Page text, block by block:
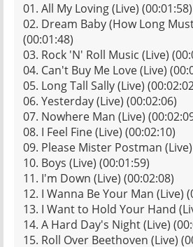
01. All My Loving (Live) (00:01:58)
02. Dream Baby (How Long
(00:01:48)
03. Rock 'N' Roll Music (Live)
04. Can't Buy Me Love (Live)
05. Long Tall Sally (Live)
06. Yesterday (Live) (00:02:06)
07. Nowhere Man (Live)
08. I Feel Fine (Live) (00:02:10)
09. Please Mister Postman
10. Boys (Live) (00:01:59)
11. I'm Down (Live) (00:02:08)
12. I Wanna Be Your Man (Live)
13. I Want to Hold Your Hand
14. A Hard Day's Night (Live)
15. Roll Over Beethoven (Live)